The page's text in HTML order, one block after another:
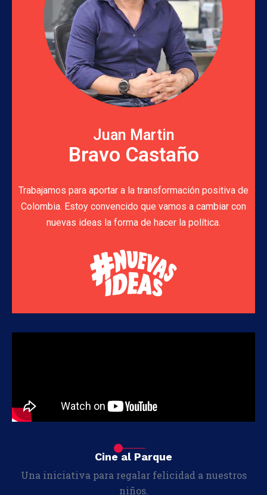
Juan Martin
Bravo Castaño
Trabajamos para aportar a la transformación positiva de
Colombia. Estoy convencido que vamos a cambiar con
nuevas ideas la forma de hacer la política.
Cine al Parque
Una iniciativa para regalar felicidad a nuestros
niños.